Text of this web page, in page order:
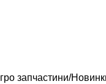
запчастини